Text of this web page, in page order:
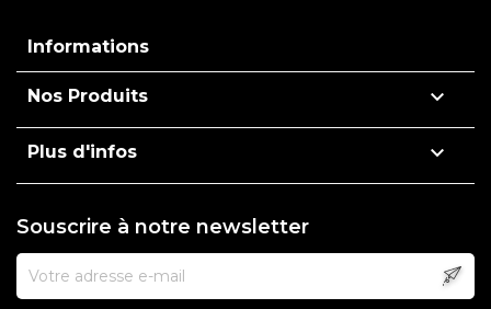
Informations
Nos Produits 
Plus d'infos 
Souscrire à notre newsletter